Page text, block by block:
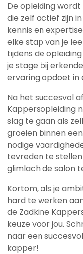
De opleiding
die zelf actief zijn
kennis en
elke stap van je
tijdens de
je stage bij
ervaring opdoet in
Na het succesvol
Kappersopleiding
slag te gaan als
groeien binnen
nodige
tevreden te
glimlach de salon
Kortom, als je
hard te werken
de Zadkine
keuze voor jou.
naar een
kapper!